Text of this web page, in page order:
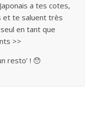
a tes cotes,
et te saluent très
en tant que
>>
resto’ ! 😯